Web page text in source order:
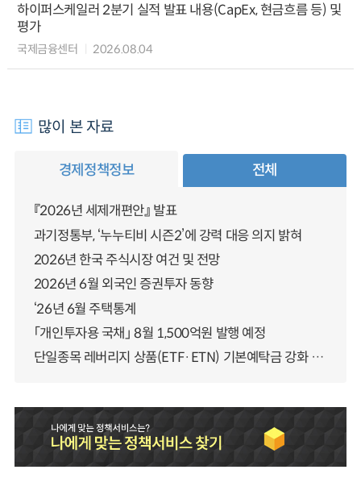
하이퍼스케일러 2분기 실적 발표 내용(CapEx, 현금흐름 등) 및
평가
국제금융센터 2026.08.04
많이 본 자료
경제정책정보 전체
『2026년 세제개편안』 발표
과기정통부, ‘누누티비 시즌2’에 강력 대응 의지 밝혀
2026년 한국 주식시장 여건 및 전망
2026년 6월 외국인 증권투자 동향
‘26년 6월 주택통계
「개인투자용 국채」 8월 1,500억원 발행 예정
단일종목 레버리지 상품(ETF·ETN) 기본예탁금 강화 조기시행 방안 안내